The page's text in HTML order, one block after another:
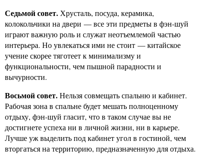
Седьмой совет. Хрусталь, посуда, керамика,
колокольчики на двери — все эти предметы в фэн-шуй
играют важную роль и служат неотъемлемой частью
интерьера. Но увлекаться ими не стоит — китайское
учение скорее тяготеет к минимализму и
функциональности, чем пышной парадности и
вычурности.
Восьмой совет.Нельзя совмещать спальню и кабинет.
Рабочая зона в спальне будет мешать полноценному
отдыху, фэн-шуй гласит, что в таком случае вы не
достигнете успеха ни в личной жизни, ни в карьере.
Лучше уж выделить под кабинет угол в гостиной, чем
вторгаться на территорию, предназначенную для отдыха.